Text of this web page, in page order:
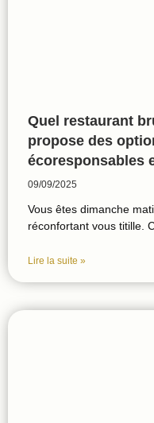
Quel restaurant
propose des
écoresponsables
09/09/2025
Vous êtes dimanche
réconfortant vous titille.
Lire la suite »